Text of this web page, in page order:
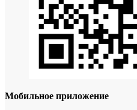
Мобильное приложение